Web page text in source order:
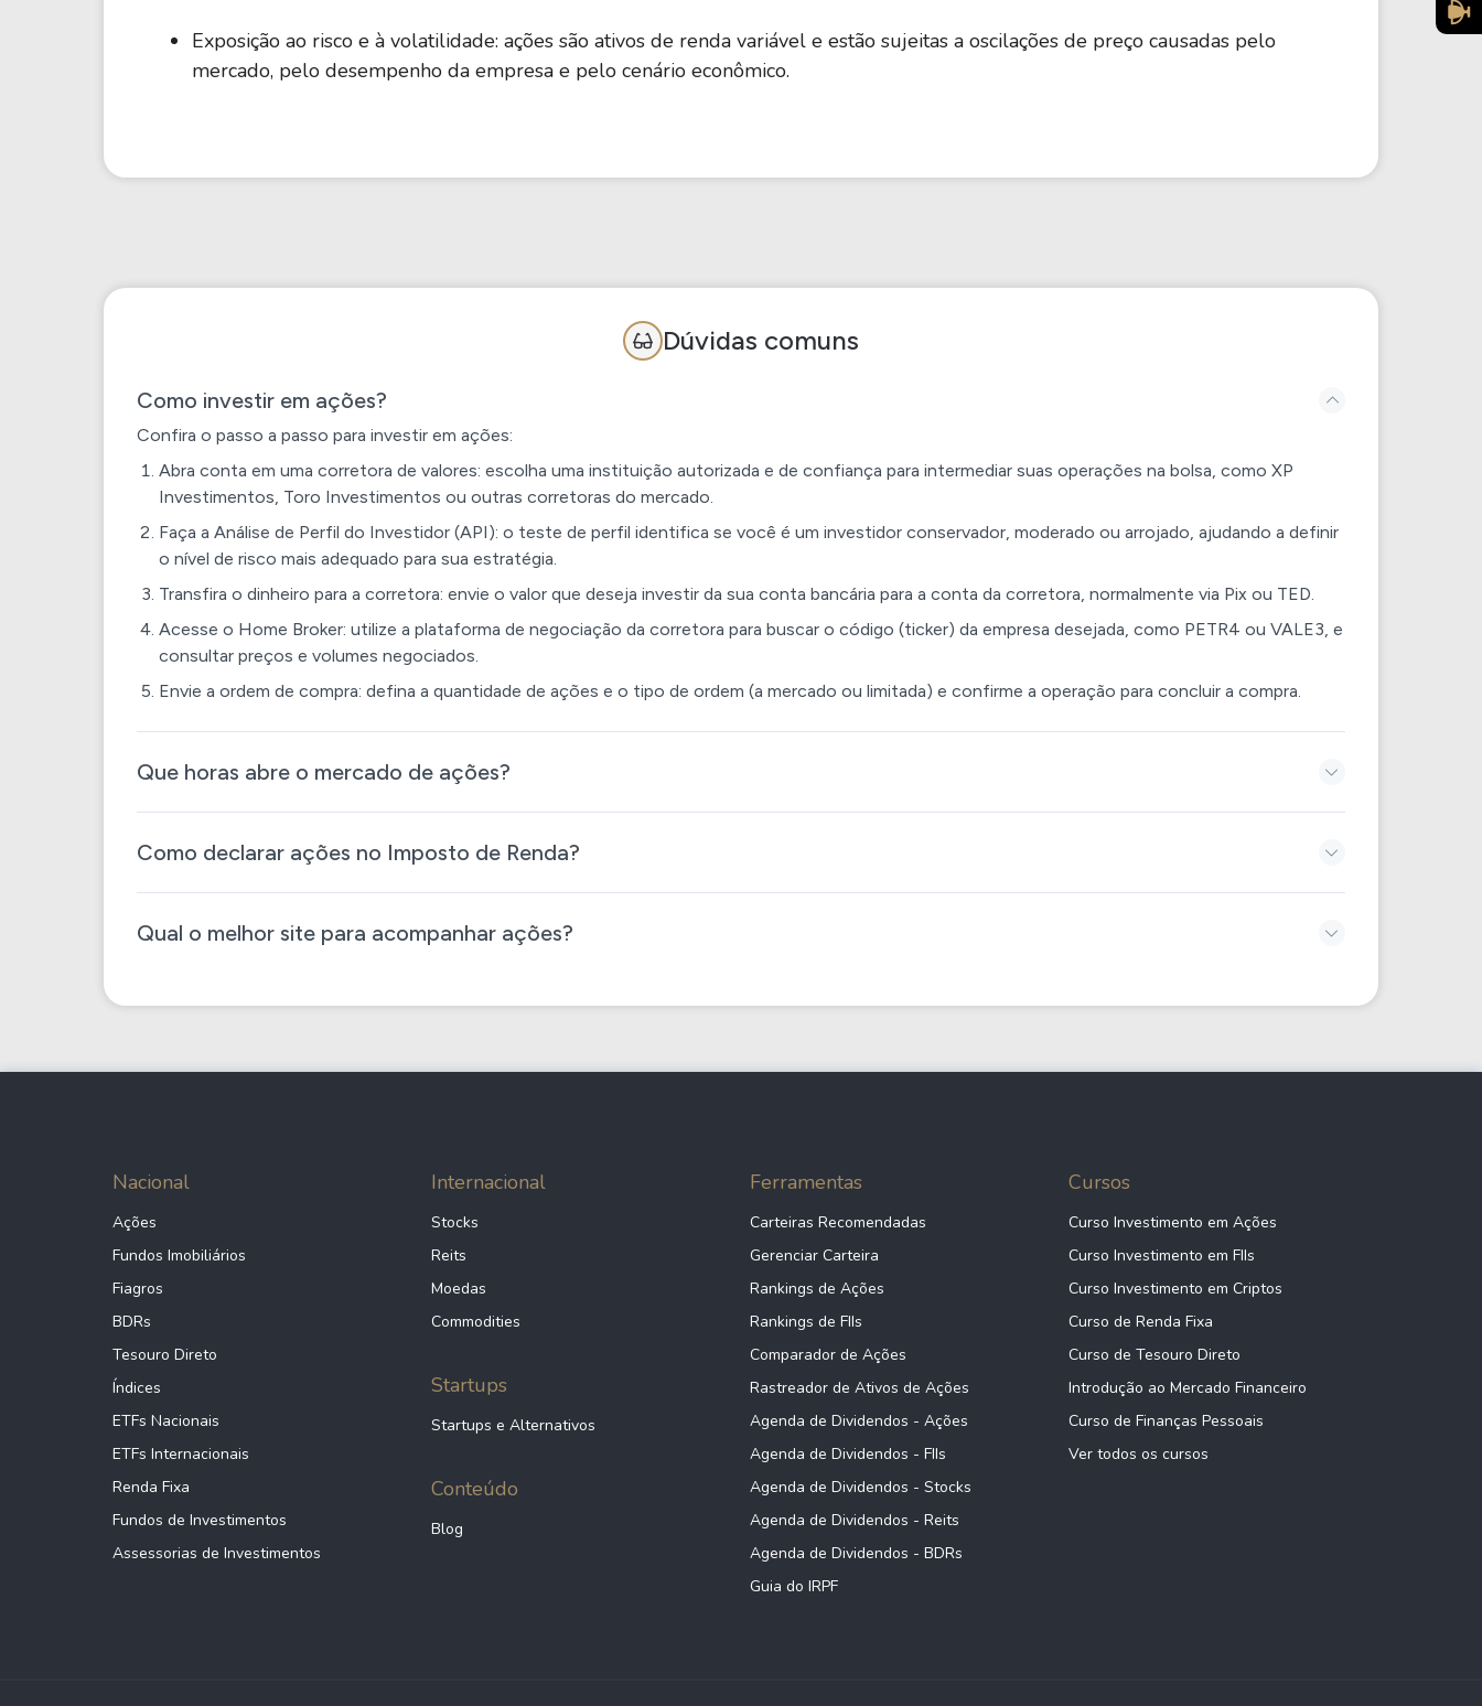
Exposição ao risco e à volatilidade: ações são ativos de renda variável e estão sujeitas a oscilações de preço causadas pelo
mercado, pelo desempenho da empresa e pelo cenário econômico.
Dúvidas comuns
Como investir em ações?
Confira o passo a passo para investir em ações:
Abra conta em uma corretora de valores: escolha uma instituição autorizada e de confiança para intermediar suas operações na bolsa, como XP
Investimentos, Toro Investimentos ou outras corretoras do mercado.
Faça a Análise de Perfil do Investidor (API): o teste de perfil identifica se você é um investidor conservador, moderado ou arrojado, ajudando a definir
o nível de risco mais adequado para sua estratégia.
Transfira o dinheiro para a corretora: envie o valor que deseja investir da sua conta bancária para a conta da corretora, normalmente via Pix ou TED.
Acesse o Home Broker: utilize a plataforma de negociação da corretora para buscar o código (ticker) da empresa desejada, como PETR4 ou VALE3, e
consultar preços e volumes negociados.
Envie a ordem de compra: defina a quantidade de ações e o tipo de ordem (a mercado ou limitada) e confirme a operação para concluir a compra.
Que horas abre o mercado de ações?
Como declarar ações no Imposto de Renda​?
Qual o melhor site para acompanhar ações?
Nacional
Ações
Fundos Imobiliários
Fiagros
BDRs
Tesouro Direto
Índices
ETFs Nacionais
ETFs Internacionais
Renda Fixa
Fundos de Investimentos
Assessorias de Investimentos
Internacional
Stocks
Reits
Moedas
Commodities
Startups
Startups e Alternativos
Conteúdo
Blog
Ferramentas
Carteiras Recomendadas
Gerenciar Carteira
Rankings de Ações
Rankings de FIIs
Comparador de Ações
Rastreador de Ativos de Ações
Agenda de Dividendos - Ações
Agenda de Dividendos - FIIs
Agenda de Dividendos - Stocks
Agenda de Dividendos - Reits
Agenda de Dividendos - BDRs
Guia do IRPF
Cursos
Curso Investimento em Ações
Curso Investimento em FIIs
Curso Investimento em Criptos
Curso de Renda Fixa
Curso de Tesouro Direto
Introdução ao Mercado Financeiro
Curso de Finanças Pessoais
Ver todos os cursos